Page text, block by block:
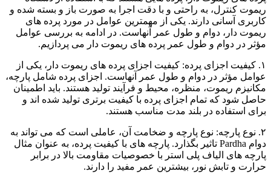
ریموت کنترل، به راحتی و با دقت اجرا به صورت باز و بسته شده و
کاربری آسانی دارند. یکی از مهمترین عوامل در مورد پرده های
ریموت دار، دوام و طول عمر آنهاست. در ادامه به بررسی عوامل
مؤثر در دوام و طول عمر پرده های ریموت دار می پردازیم.
۱. کیفیت اجزای پرده: کیفیت اجزای پرده های ریموت دار، یکی از
عوامل مؤثر در دوام و طول عمر آنهاست. اجزای پرده شامل پارچه،
مکانیزم ریموت، منظره، محیط و فرآیند تولید هستند. باید اطمینان
حاصل شود که تمام اجزای پرده با کیفیت برتری تولید شده اند و
برای استفاده در بلند مدت مناسب هستند.
۲. نوع پارچه: نوع پارچه و ضخامت آن، عاملی است که می تواند به
دوام Pardha تاثیر بگذارد. پارچه های با کیفیت پرده، به عنوان مثال
پارچه های الیاف پلی استر با خصوصیات مقاومت بالا در برابر
حرارت و تابش نور، بیشترین عمر مفید را دارند.